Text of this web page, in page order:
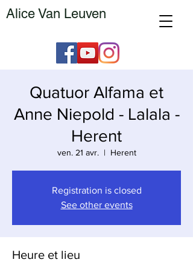
Alice Van Leuven
Quatuor Alfama et
Anne Niepold - Lalala -
Herent
ven. 21 avr.
  |
Herent
Registration is closed
See other events
Heure et lieu